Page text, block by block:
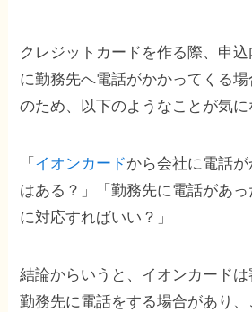
クレジットカードを作る際、申
に勤務先へ電話がかかってくる
のため、以下のようなことが気
「イオンカードから会社に電話
はある？」「勤務先に電話があ
に対応すればいい？」
結論からいうと、イオンカード
勤務先に電話をする場合があり